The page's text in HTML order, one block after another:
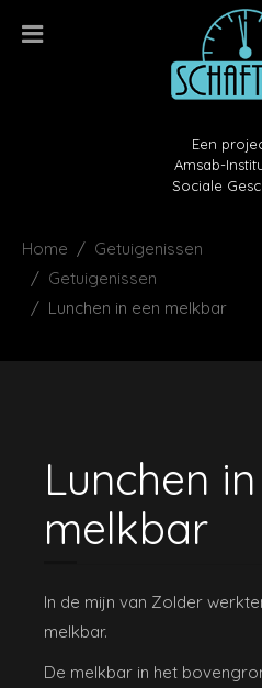
Een
Amsab-
Sociale
Home
Getuigenissen
Getuigenissen
Lunchen in een melkbar
Lunchen
melkbar
In de mijn van Zolder
melkbar.
De melkbar in het